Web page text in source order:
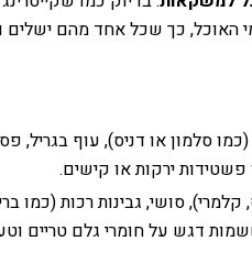
האוכל, כך שכל אחד מהם
סלמון או דניס), עוף בגריל,
פשטידות ירקות או קישים.
סושי, גבינות רכות (כמו
דגש על חומרי גלם טריים